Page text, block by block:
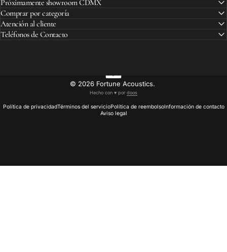
Próximamente showroom CDMX
Comprar por categoría
Atención al cliente
Teléfonos de Contacto
© 2026 Fortune Acoustics.
Hecho con ♥︎ por doos
Política de privacidadTérminos del servicioPolítica de reembolsoInformación de contacto
Aviso legal